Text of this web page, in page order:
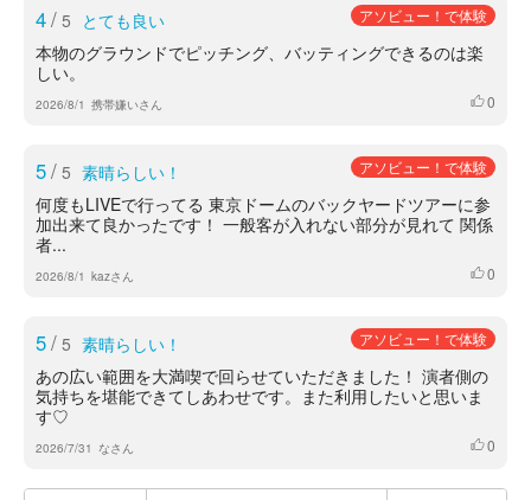
4/ 5 とても良い アソビュー！で体験
本物のグラウンドでピッチング、バッティングできるのは楽
しい。
2026/8/1 携帯嫌いさん いいね
0
5/ 5 素晴らしい！ アソビュー！で体験
何度もLIVEで行ってる 東京ドームのバックヤードツアーに参
加出来て良かったです！ 一般客が入れない部分が見れて 関係
者...
2026/8/1 kazさん いいね
0
5/ 5 素晴らしい！ アソビュー！で体験
あの広い範囲を大満喫で回らせていただきました！ 演者側の
気持ちを堪能できてしあわせです。また利用したいと思いま
す♡
2026/7/31 なさん いいね
0